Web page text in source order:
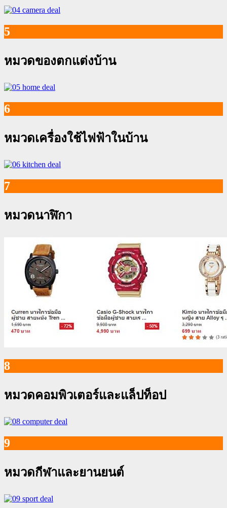
5
หมวดของตกแต่งบ้าน
6
หมวดเครื่องใช้ไฟฟ้าในบ้าน
7
หมวดนาฬิกา
8
หมวดคอมพิวเตอร์และแล็ปท็อป
9
หมวดกีฬาและยานยนต์